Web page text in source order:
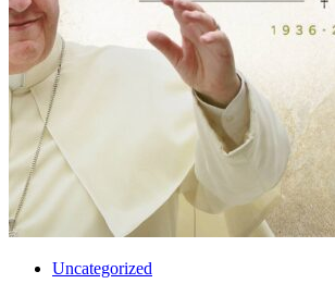
Uncategorized